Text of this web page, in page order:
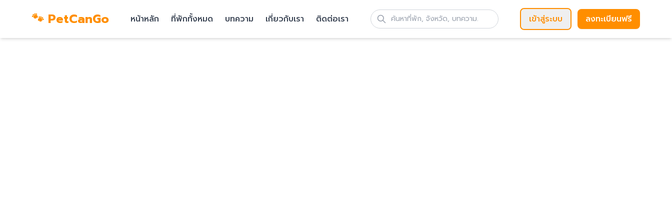
🐾 PetCanGo หน้าหลัก ที่พักทั้งหมด บทความ เกี่ยวกับเรา ติดต่อเรา เข้าสู่ระบบ ลงทะเบียนฟรี